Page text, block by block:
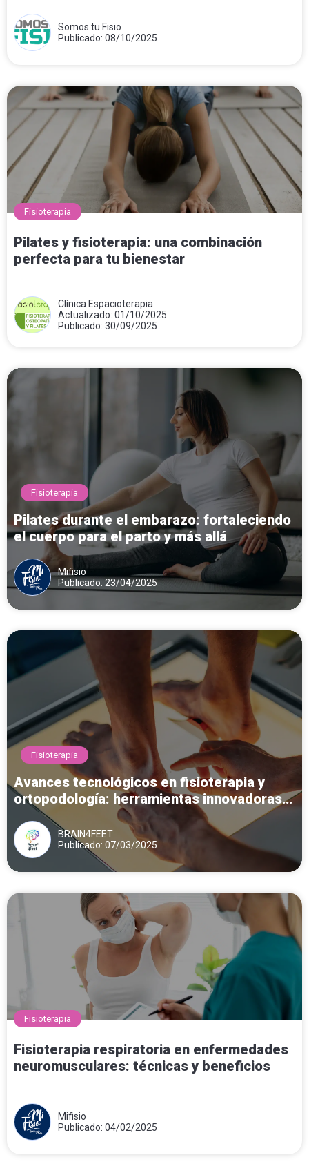
Somos tu Fisio
Publicado: 08/10/2025
Fisioterapia
Pilates y fisioterapia: una combinación
perfecta para tu bienestar
Clínica Espacioterapia
Actualizado: 01/10/2025
Publicado: 30/09/2025
Fisioterapia
Pilates durante el embarazo: fortaleciendo
el cuerpo para el parto y más allá
Mifisio
Publicado: 23/04/2025
Fisioterapia
Avances tecnológicos en fisioterapia y
ortopodología: herramientas innovadoras
para el diagnóstico y tratamiento del pie
BRAIN4FEET
Publicado: 07/03/2025
Fisioterapia
Fisioterapia respiratoria en enfermedades
neuromusculares: técnicas y beneficios
Mifisio
Publicado: 04/02/2025